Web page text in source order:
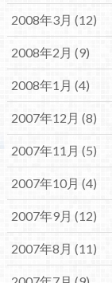
2008年3月 (12)
2008年2月 (9)
2008年1月 (4)
2007年12月 (8)
2007年11月 (5)
2007年10月 (4)
2007年9月 (12)
2007年8月 (11)